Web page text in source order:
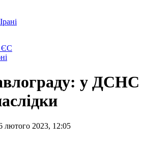
ЄС
у ДСНС
лютого 2023, 12:05